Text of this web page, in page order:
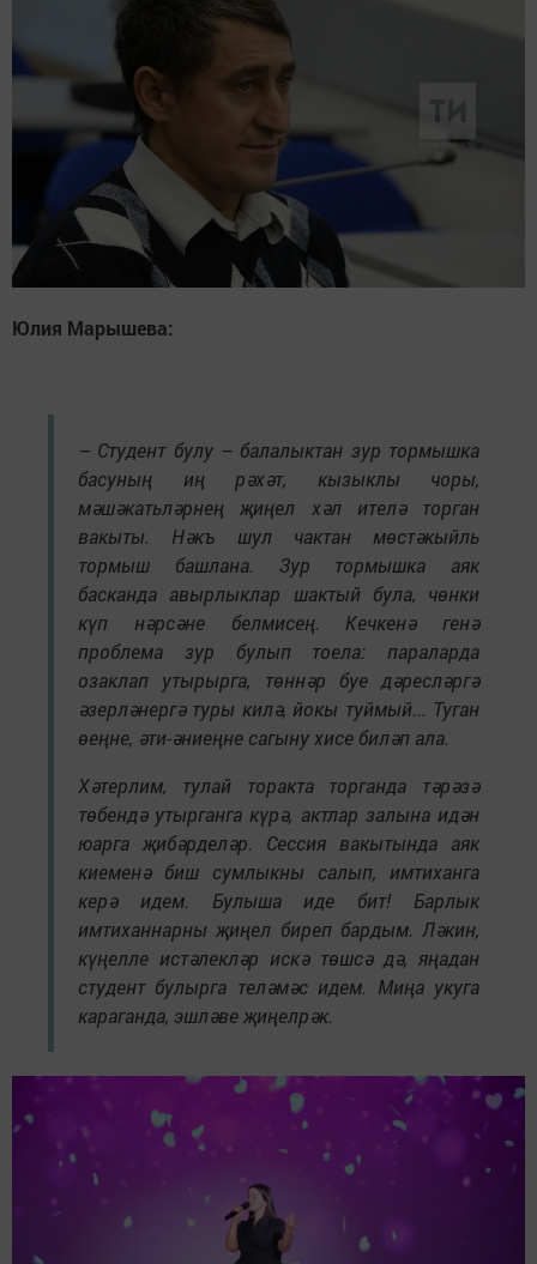
Юлия Марышева:
– Студент булу – балалыктан зур тормышка
басуның иң рәхәт, кызыклы чоры,
мәшәкатьләрнең җиңел хәл ителә торган
вакыты. Нәкъ шул чактан мөстәкыйль
тормыш башлана. Зур тормышка аяк
басканда авырлыклар шактый була, чөнки
күп нәрсәне белмисең. Кечкенә генә
проблема зур булып тоела: параларда
озаклап утырырга, төннәр буе дәресләргә
әзерләнергә туры килә, йокы туймый... Туган
өеңне, әти-әниеңне сагыну хисе биләп ала.
Хәтерлим, тулай торакта торганда тәрәзә
төбендә утырганга күрә, актлар залына идән
юарга җибәрделәр. Сессия вакытында аяк
киеменә биш сумлыкны салып, имтиханга
керә идем. Булыша иде бит! Барлык
имтиханнарны җиңел биреп бардым. Ләкин,
күңелле истәлекләр искә төшсә дә, яңадан
студент булырга теләмәс идем. Миңа укуга
караганда, эшләве җиңелрәк.